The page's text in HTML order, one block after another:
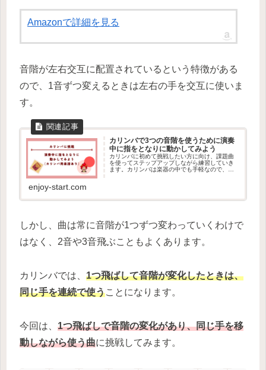
Amazonで詳細を見る
音階が左右交互に配置されているという特徴がある
ので、1音ずつ変えるときは左右の手を交互に使いま
す。
カリンバで3つの音階を使うために演奏
中に指をとなりに動かしてみよう
カリンバに初めて挑戦したい方に向け、課題曲
を使ってステップアップしながら練習していき
ます。カリンバは楽器の中でも手軽なので、興
enjoy-start.com
しかし、曲は常に音階が1つずつ変わっていくわけで
はなく、2音や3音飛ぶこともよくあります。
カリンバでは、 1つ飛ばして音階が変化したときは、
同じ手を連続で使うことになります。
今回は、 1つ飛ばしで音階の変化があり、同じ手を移
動しながら使う曲に挑戦してみます。